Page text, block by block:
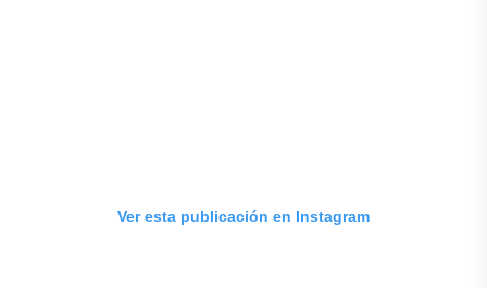
Ver esta publicación en Instagram